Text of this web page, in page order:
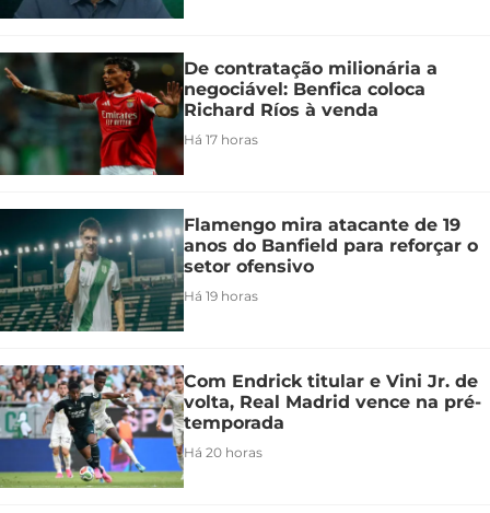
De contratação milionária a
negociável: Benfica coloca
Richard Ríos à venda
Há 17 horas
Flamengo mira atacante de 19
anos do Banfield para reforçar o
setor ofensivo
Há 19 horas
Com Endrick titular e Vini Jr. de
volta, Real Madrid vence na pré-
temporada
Há 20 horas